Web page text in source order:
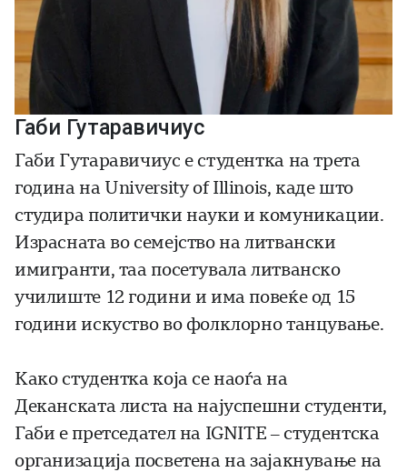
Габи Гутаравичиус
Габи Гутаравичиус е студентка на трета
година на University of Illinois, каде што
студира политички науки и комуникации.
Израсната во семејство на литвански
имигранти, таа посетувала литванско
училиште 12 години и има повеќе од 15
години искуство во фолклорно танцување.
Како студентка која се наоѓа на
Деканската листа на најуспешни студенти,
Габи е претседател на IGNITE – студентска
организација посветена на зајакнување на